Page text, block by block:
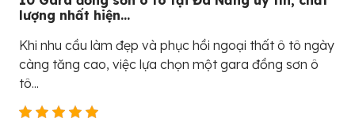
lượng nhất hiện...
Khi nhu cầu làm đẹp và phục hồi ngoại thất ô tô ngày
càng tăng cao, việc lựa chọn một gara đồng sơn ô
tô...